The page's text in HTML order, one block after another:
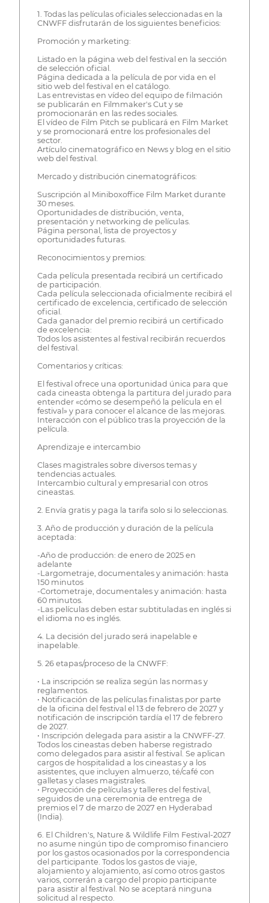
1. Todas las películas oficiales seleccionadas en la
CNWFF disfrutarán de los siguientes beneficios:
Promoción y marketing:
Listado en la página web del festival en la sección
de selección oficial.
Página dedicada a la película de por vida en el
sitio web del festival en el catálogo.
Las entrevistas en vídeo del equipo de filmación
se publicarán en Filmmaker's Cut y se
promocionarán en las redes sociales.
El vídeo de Film Pitch se publicará en Film Market
y se promocionará entre los profesionales del
sector.
Artículo cinematográfico en News y blog en el sitio
web del festival.
Mercado y distribución cinematográficos:
Suscripción al Miniboxoffice Film Market durante
30 meses.
Oportunidades de distribución, venta,
presentación y networking de películas.
Página personal, lista de proyectos y
oportunidades futuras.
Reconocimientos y premios:
Cada película presentada recibirá un certificado
de participación.
Cada película seleccionada oficialmente recibirá el
certificado de excelencia, certificado de selección
oficial.
Cada ganador del premio recibirá un certificado
de excelencia:
Todos los asistentes al festival recibirán recuerdos
del festival.
Comentarios y críticas:
El festival ofrece una oportunidad única para que
cada cineasta obtenga la partitura del jurado para
entender «cómo se desempeñó la película en el
festival» y para conocer el alcance de las mejoras.
Interacción con el público tras la proyección de la
película.
Aprendizaje e intercambio
Clases magistrales sobre diversos temas y
tendencias actuales.
Intercambio cultural y empresarial con otros
cineastas.
2. Envía gratis y paga la tarifa solo si lo seleccionas.
3. Año de producción y duración de la película
aceptada:
-Año de producción: de enero de 2025 en
adelante
-Largometraje, documentales y animación: hasta
150 minutos
-Cortometraje, documentales y animación: hasta
60 minutos.
-Las películas deben estar subtituladas en inglés si
el idioma no es inglés.
4. La decisión del jurado será inapelable e
inapelable.
5. 26 etapas/proceso de la CNWFF:
• La inscripción se realiza según las normas y
reglamentos.
• Notificación de las películas finalistas por parte
de la oficina del festival el 13 de febrero de 2027 y
notificación de inscripción tardía el 17 de febrero
de 2027.
• Inscripción delegada para asistir a la CNWFF-27.
Todos los cineastas deben haberse registrado
como delegados para asistir al festival. Se aplican
cargos de hospitalidad a los cineastas y a los
asistentes, que incluyen almuerzo, té/café con
galletas y clases magistrales.
• Proyección de películas y talleres del festival,
seguidos de una ceremonia de entrega de
premios el 7 de marzo de 2027 en Hyderabad
(India).
6. El Children's, Nature & Wildlife Film Festival-2027
no asume ningún tipo de compromiso financiero
por los gastos ocasionados por la correspondencia
del participante. Todos los gastos de viaje,
alojamiento y alojamiento, así como otros gastos
varios, correrán a cargo del propio participante
para asistir al festival. No se aceptará ninguna
solicitud al respecto.